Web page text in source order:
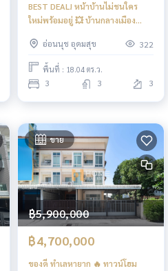
BEST DEAL! หน้าบ้านไม่ชนใคร
ใหม่พร้อมอยู่ 💥 บ้านกลางเมือง
(ขาย), Baan Klang Muang
Srinakarin - Onnut / 3
Bedrooms (FOR SALE) FON269
อ่อนนุช อุดมสุข 322
พื้นที่ : 18.04 ตร.ว.
3 3 3
ขาย
฿5,900,000
฿4,700,000
ของดี ทำเลหายาก 🔥 ทาวน์โฮม